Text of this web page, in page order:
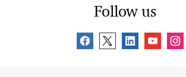
Follow us